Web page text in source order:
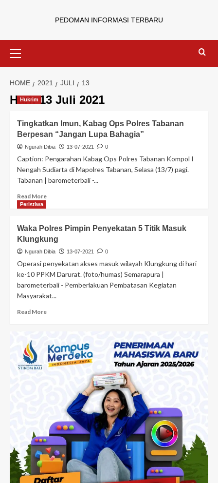
PEDOMAN INFORMASI TERBARU
HOME 2021 JULI 13
Hari:13 Juli 2021
Hukrim
Tingkatkan Imun, Kabag Ops Polres Tabanan
Berpesan “Jangan Lupa Bahagia”
Ngurah Dibia 13-07-2021 0
Caption: Pengarahan Kabag Ops Polres Tabanan Kompol I
Nengah Sudiarta di Mapolres Tabanan, Selasa (13/7) pagi.
Tabanan | barometerbali -...
Read More
Peristiwa
Waka Polres Pimpin Penyekatan 5 Titik Masuk
Klungkung
Ngurah Dibia 13-07-2021 0
Operasi penyekatan akses masuk wilayah Klungkung di hari
ke-10 PPKM Darurat. (foto/humas) Semarapura |
barometerbali - Pemberlakuan Pembatasan Kegiatan
Masyarakat...
Read More